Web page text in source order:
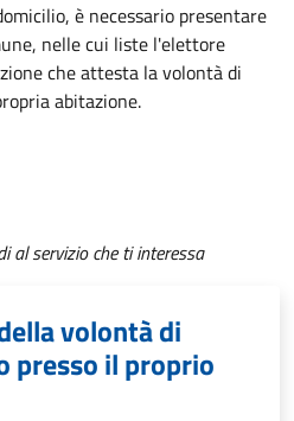
è necessario presentare
nelle cui liste l'elettore
che attesta la volontà di
abitazione.
al servizio che ti interessa
volontà di
presso il proprio